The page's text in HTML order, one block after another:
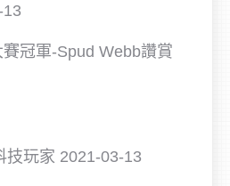
冠軍-Spud Webb讚賞
技玩家 2021-03-13